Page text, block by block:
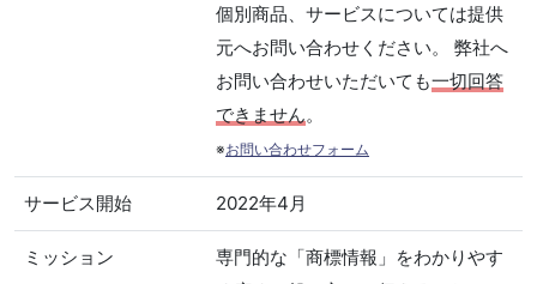
個別商品、サービスについては提供
元へお問い合わせください。 弊社へ
お問い合わせいただいても一切回答
できません。
※お問い合わせフォーム
サービス開始 2022年4月
ミッション
専門的な「商標情報」をわかりやす